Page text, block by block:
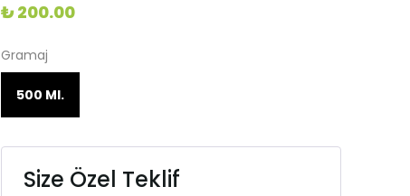
₺ 200.00
Gramaj
500 Ml.
Size Özel Teklif